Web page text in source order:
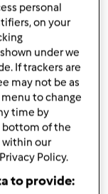
sicurezza sarà
guarnizione
sopra
del
personal
on your
under we
If trackers are
may not be as
to change
time by
bottom of the
within our
Policy.
to provide: